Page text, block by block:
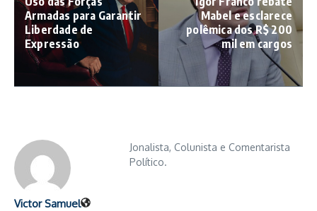
Armadas para Garantir
Liberdade de
Expressão
Mabel e esclarece
polêmica dos R$ 200
mil em cargos
Victor Samuel
Jonalista, Colunista e Comentarista
Político.